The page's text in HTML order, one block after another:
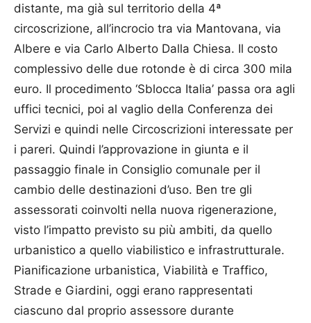
distante, ma già sul territorio della 4ª
circoscrizione, all’incrocio tra via Mantovana, via
Albere e via Carlo Alberto Dalla Chiesa. Il costo
complessivo delle due rotonde è di circa 300 mila
euro. Il procedimento ‘Sblocca Italia’ passa ora agli
uffici tecnici, poi al vaglio della Conferenza dei
Servizi e quindi nelle Circoscrizioni interessate per
i pareri. Quindi l’approvazione in giunta e il
passaggio finale in Consiglio comunale per il
cambio delle destinazioni d’uso. Ben tre gli
assessorati coinvolti nella nuova rigenerazione,
visto l’impatto previsto su più ambiti, da quello
urbanistico a quello viabilistico e infrastrutturale.
Pianificazione urbanistica, Viabilità e Traffico,
Strade e Giardini, oggi erano rappresentati
ciascuno dal proprio assessore durante